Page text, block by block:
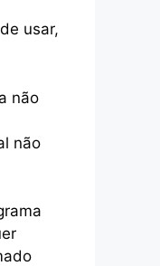
usar,
não
não